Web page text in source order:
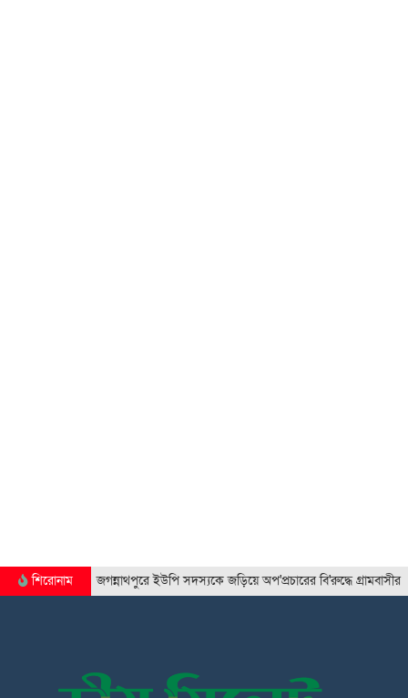
শিরোনামজগন্নাথপুরে ইউপি সদস্যকে জড়িয়ে অপ'প্রচারের বি'রুদ্ধে গ্রামবাসীর